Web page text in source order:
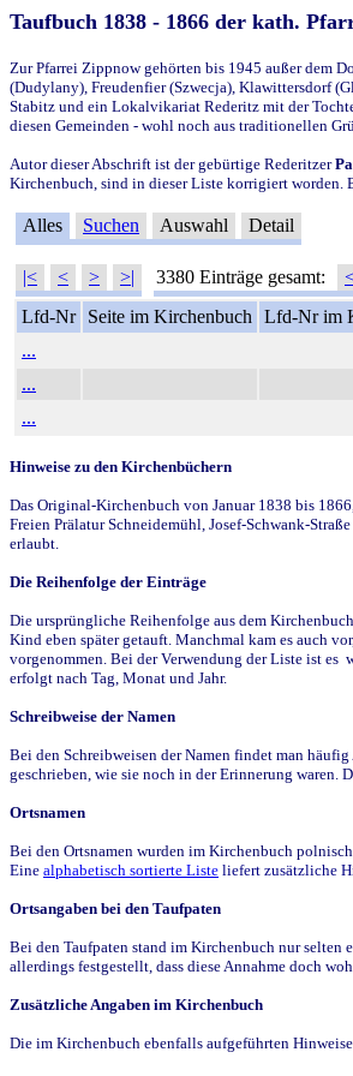
Taufbuch 1838 - 1866 der kath.
Zur Pfarrei Zippnow gehörten bis 1945 außer dem
(Dudylany), Freudenfier (Szwecja), Klawittersdorf
Stabitz und ein Lokalvikariat Rederitz mit der
diesen Gemeinden - wohl noch aus traditionellen
Autor dieser Abschrift ist der gebürtige Rederitzer
Kirchenbuch, sind in dieser Liste korrigiert worden.
Alles Suchen Auswahl Detail
|< < > >| 3380 Einträge gesamt:
Lfd-Nr
Seite im Kirchenbuch Lfd-Nr im
...
...
...
Hinweise zu den Kirchenbüchern
Das Original-Kirchenbuch von Januar 1838 bis
Freien Prälatur Schneidemühl, Josef-Schwank-
erlaubt.
Die Reihenfolge der Einträge
Die ursprüngliche Reihenfolge aus dem
Kind eben später getauft. Manchmal kam es auch
vorgenommen. Bei der Verwendung der Liste ist es
erfolgt nach Tag, Monat und Jahr.
Schreibweise der Namen
Bei den Schreibweisen der Namen findet man
geschrieben, wie sie noch in der Erinnerung waren.
Ortsnamen
Bei den Ortsnamen wurden im Kirchenbuch
Eine alphabetisch sortierte Liste liefert zusätzliche
Ortsangaben bei den Taufpaten
Bei den Taufpaten stand im Kirchenbuch nur selten
allerdings festgestellt, dass diese Annahme doch
Zusätzliche Angaben im Kirchenbuch
Die im Kirchenbuch ebenfalls aufgeführten